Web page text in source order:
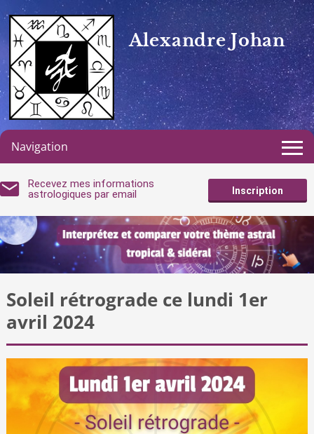
Alexandre Johan
Navigation
Recevez mes informations
astrologiques par email
Inscription
Soleil rétrograde ce lundi 1er
avril 2024